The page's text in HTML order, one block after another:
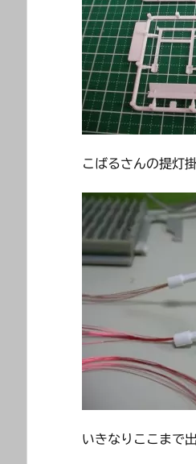
こばるさんの提灯
いきなりここまで